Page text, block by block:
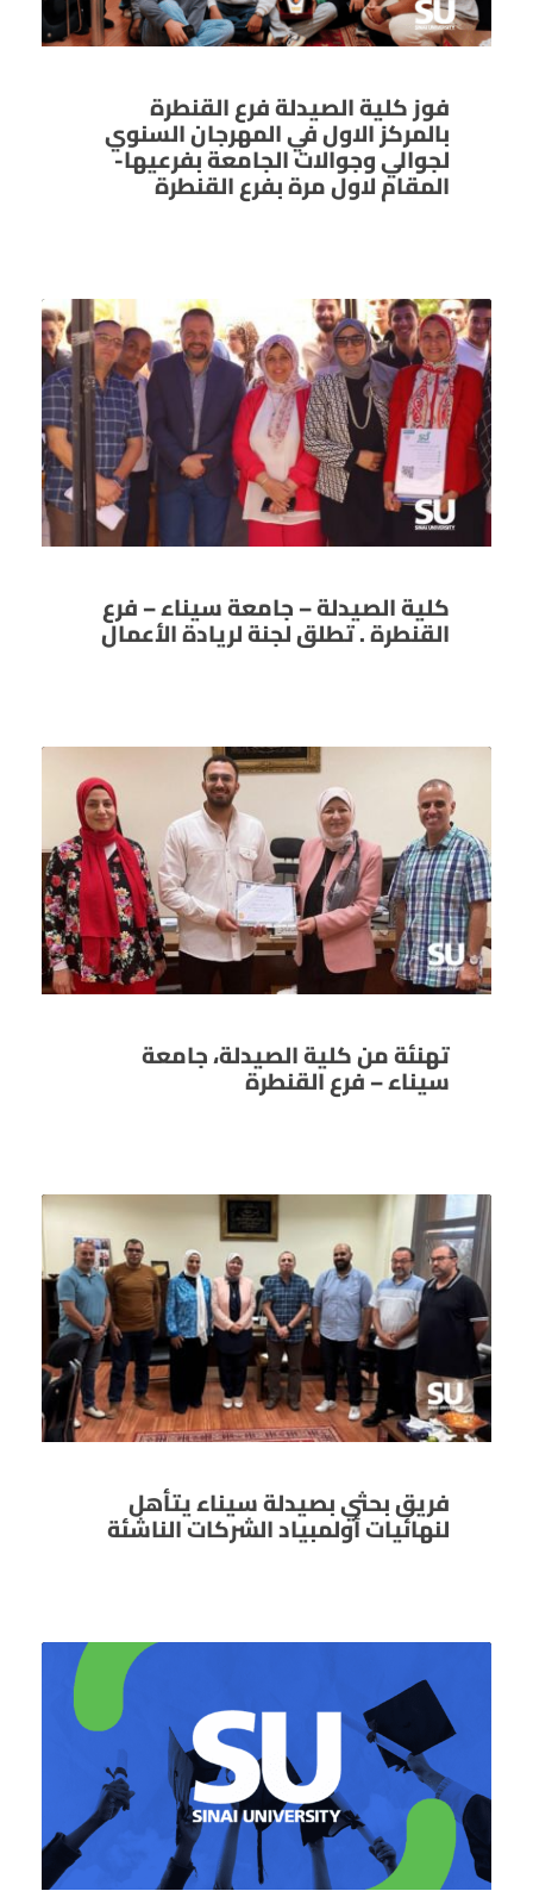
فوز كلية الصيدلة فرع القنطرة
بالمركز الاول في المهرجان السنوي
لجوالي وجوالات الجامعة بفرعيها-
المقام لاول مرة بفرع القنطرة
كلية الصيدلة – جامعة سيناء – فرع
القنطرة . تطلق لجنة لريادة الأعمال
تهنئة من كلية الصيدلة، جامعة
سيناء – فرع القنطرة
فريق بحثي بصيدلة سيناء يتأهل
لنهائيات أولمبياد الشركات الناشئة